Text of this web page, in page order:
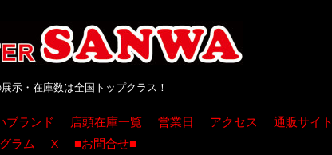
示・在庫数は全国トップクラス！
ブランド 店頭在庫一覧 営業日 アクセス 通販サイト
ラム
X ■お問合せ■